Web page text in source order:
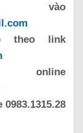
theo link